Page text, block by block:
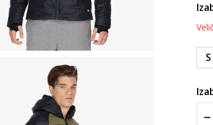
S